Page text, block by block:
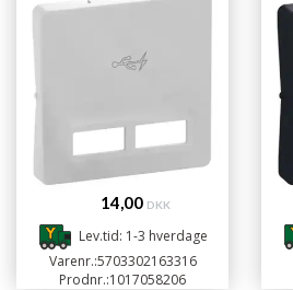
14,00 DKK
Lev.tid: 1-3 hverdage
Varenr.:5703302163316
Prodnr.:1017058206